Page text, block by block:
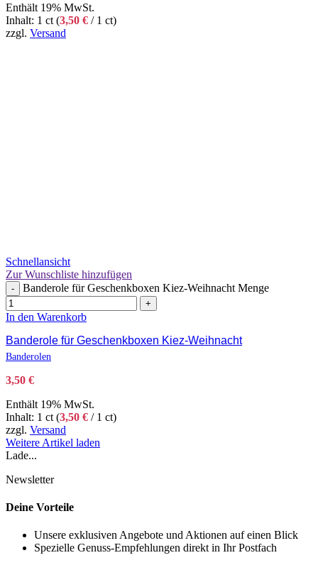
Enthält 19% MwSt.
Inhalt: 1 ct (3,50 € / 1 ct)
zzgl. Versand
Schnellansicht
Zur Wunschliste hinzufügen
- Banderole für Geschenkboxen Kiez-Weihnacht Menge
+
In den Warenkorb
Banderole für Geschenkboxen Kiez-Weihnacht
Banderolen
3,50 €
Enthält 19% MwSt.
Inhalt: 1 ct (3,50 € / 1 ct)
zzgl. Versand
Weitere Artikel laden
Lade...
Newsletter
Deine Vorteile
Unsere exklusiven Angebote und Aktionen auf einen Blick
Spezielle Genuss-Empfehlungen direkt in Ihr Postfach